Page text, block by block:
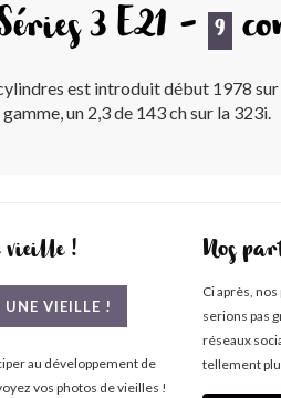
3 E21 - 9
est introduit début 1978
un 2,3 de 143 ch sur la 323i.
vieille !
UNE VIEILLE !
au développement de
vos photos de vieilles !
Nos
Ci après,
serions pas
réseaux
tellement